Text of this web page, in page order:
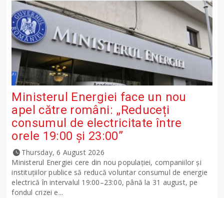
Ministerul Energiei face un nou
apel către români: „Reduceți
consumul de electricitate între
orele 19:00 și 23:00”
Thursday, 6 August 2026
Ministerul Energiei cere din nou populației, companiilor și
instituțiilor publice să reducă voluntar consumul de energie
electrică în intervalul 19:00–23:00, până la 31 august, pe
fondul crizei e...